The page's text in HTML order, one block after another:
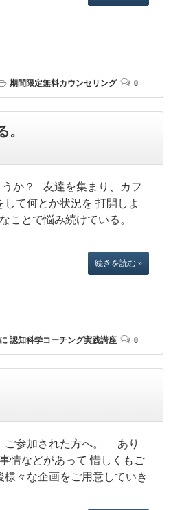
期間限定無料カウンセリング 0
か？ 友達を集まり、カフ
て何とか状況を 打開しよ
ことで悩み続けている。
続きを読む »
認知科学コーチング実践講座 0
ご参加された方へ。 あり
情などがあって 惜しくもご
々な企画をご用意していき